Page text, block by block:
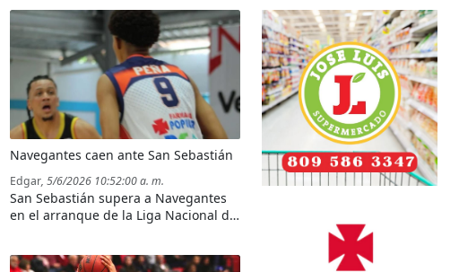
Navegantes caen ante San Sebastián
Edgar, 5/6/2026 10:52:00 a. m.
San Sebastián supera a Navegantes
en el arranque de la Liga Nacional de